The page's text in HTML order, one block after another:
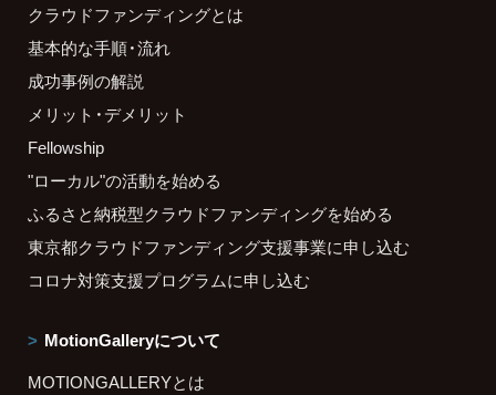
クラウドファンディングとは
基本的な手順・流れ
成功事例の解説
メリット・デメリット
Fellowship
"ローカル"の活動を始める
ふるさと納税型クラウドファンディングを始める
東京都クラウドファンディング支援事業に申し込む
コロナ対策支援プログラムに申し込む
MotionGalleryについて
MOTIONGALLERYとは